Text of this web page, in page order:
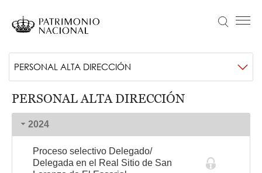
contenido
Idiomas
disponibles
Navegación
principal
ACTUALIDAD
APRENDE
NOSOTROS
Buscar
Main
navigation
PERSONAL ALTA DIRECCIÓN
PERSONAL ALTA DIRECCIÓN
2024
Proceso selectivo Delegado/
Delegada en el Real Sitio de San